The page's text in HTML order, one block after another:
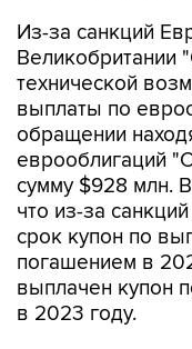
Из-за санкций
Великобритании
технической
выплаты по
обращении
еврооблигаций
сумму $928 млн.
что из-за
срок купон по
погашением в
выплачен купон
в 2023 году.